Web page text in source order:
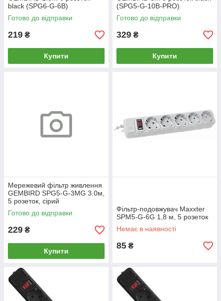
black (SPG6-G-6B)
Готово до відправки
219 ₴
Купити
(SPG5-G-10B-PRO)
Готово до відправки
329 ₴
Купити
Мережевий фільтр живлення
GEMBIRD SPG5-G-3MG 3.0м,
5 розеток, сірий
Готово до відправки
229 ₴
Купити
Фільтр-подовжувач Maxxter
SPM5-G-6G 1,8 м, 5 розеток
Немає в наявності
85 ₴